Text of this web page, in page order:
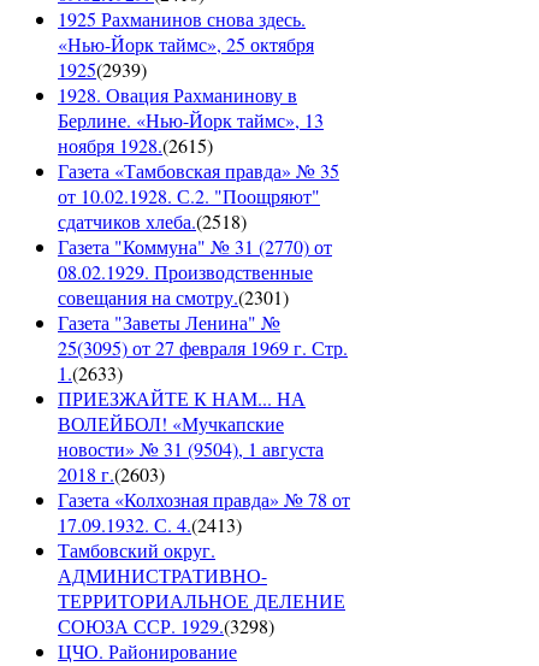
1925 Рахманинов снова здесь.
«Нью-Йорк таймс», 25 октября
1925(2939)
1928. Овация Рахманинову в
Берлине. «Нью-Йорк таймс», 13
ноября 1928.(2615)
Газета «Тамбовская правда» № 35
от 10.02.1928. С.2. "Поощряют"
сдатчиков хлеба.(2518)
Газета "Коммуна" № 31 (2770) от
08.02.1929. Производственные
совещания на смотру.(2301)
Газета "Заветы Ленина" №
25(3095) от 27 февраля 1969 г. Стр.
1.(2633)
ПРИЕЗЖАЙТЕ К НАМ... НА
ВОЛЕЙБОЛ! «Мучкапские
новости» № 31 (9504), 1 августа
2018 г.(2603)
Газета «Колхозная правда» № 78 от
17.09.1932. С. 4.(2413)
Тамбовский округ.
АДМИНИСТРАТИВНО-
ТЕРРИТОРИАЛЬНОЕ ДЕЛЕНИЕ
СОЮЗА ССР. 1929.(3298)
ЦЧО. Районирование